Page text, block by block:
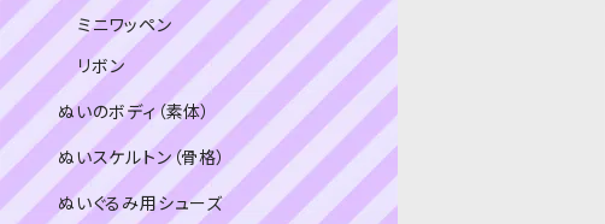
ミニワッペン
リボン
ぬいのボディ（素体）
ぬいスケルトン（骨格）
ぬいぐるみ用シューズ